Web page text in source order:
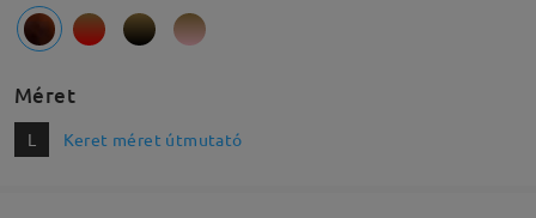
Méret
L Keret méret útmutató